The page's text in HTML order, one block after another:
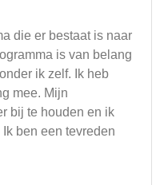
die er bestaat is naar
is van belang
ik zelf. Ik heb
mee. Mijn
bij te houden en ik
ben een tevreden